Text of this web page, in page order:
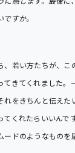
すか。
若い方たちが、こ
きてくれました。
れをきちんと伝えた
くれたらいいんで
ードのようなものを